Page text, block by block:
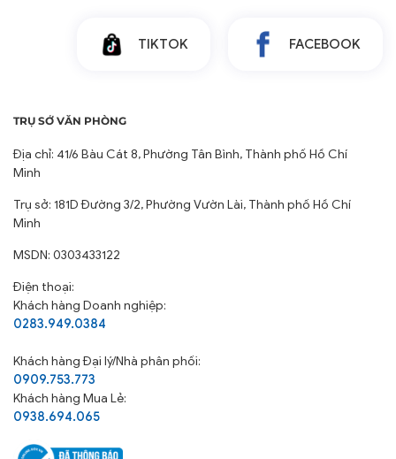
TIKTOK FACEBOOK
TRỤ SỞ VĂN PHÒNG
Địa chỉ: 41/6 Bàu Cát 8, Phường Tân Bình, Thành phố Hồ Chí
Minh
Trụ sở: 181D Đường 3/2, Phường Vườn Lài, Thành phố Hồ Chí
Minh
MSDN: 0303433122
Điện thoại:
Khách hàng Doanh nghiệp:
0283.949.0384
Khách hàngĐại lý/Nhà phân phối:
0909.753.773
Khách hàng Mua Lẻ:
0938.694.065